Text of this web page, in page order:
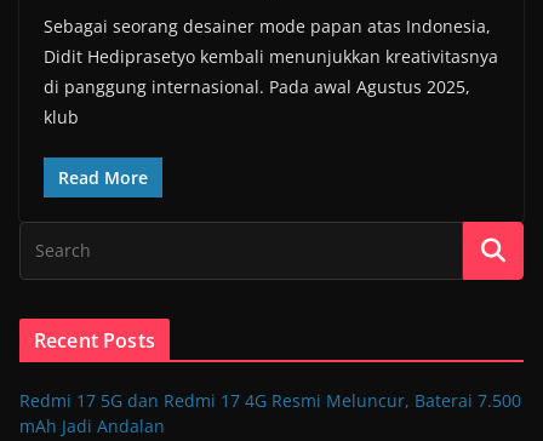
Sebagai seorang desainer mode papan atas Indonesia,
Didit Hediprasetyo kembali menunjukkan kreativitasnya
di panggung internasional. Pada awal Agustus 2025,
klub
Read More
Recent Posts
Redmi 17 5G dan Redmi 17 4G Resmi Meluncur, Baterai 7.500
mAh Jadi Andalan